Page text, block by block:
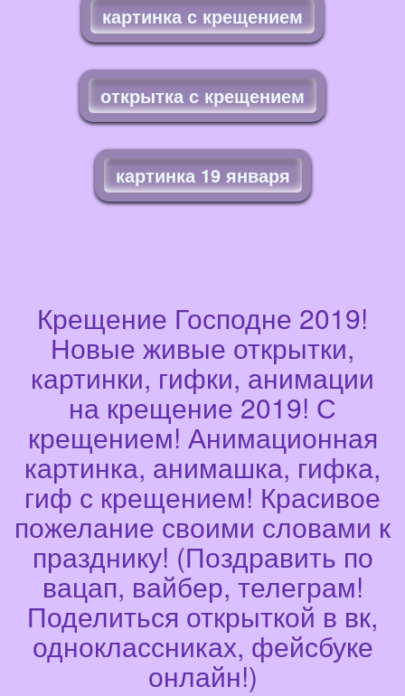
картинка с крещением
открытка с крещением
картинка 19 января
Крещение Господне 2019!
Новые живые открытки,
картинки, гифки, анимации
на крещение 2019! С
крещением! Анимационная
картинка, анимашка, гифка,
гиф с крещением! Красивое
пожелание своими словами к
празднику! (Поздравить по
вацап, вайбер, телеграм!
Поделиться открыткой в вк,
одноклассниках, фейсбуке
онлайн!)